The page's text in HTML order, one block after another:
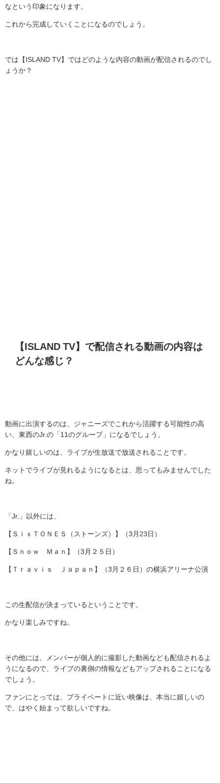
なという印象になります。
これから完成していくことになるのでしょう。
では【 ISLAND TV】ではどのような内容の動画が配信されるのでし
ょうか？
【 ISLAND TV】で配信される動画の内容は
どんな感じ？
動画に出演するのは、ジャニーズでこれから活躍する可能性の高
い、東西のJr. の「 11 のグループ」になるでしょう。
かなり嬉しいのは、ライブが生放送で放送されることです。
ネットでライブが見れるようになるとは、思ってもみませんでした
ね。
「Jr. 」以外には、
【ＳｉｘＴＯＮＥＳ（ストーンズ）】（3 月 23 日）
【Ｓｎｏｗ Ｍａｎ】（3 月２５日）
【Ｔｒａｖｉｓ Ｊａｐａｎ】（3 月２６日）の横浜アリーナ公演
この生配信が決まっているということです。
かなり楽しみですね。
その他には、メンバーが個人的に撮影した動画なども配信されるよ
うになるので、ライブの裏側の情報などもアップされることになる
でしょう。
ファンにとっては、プライベートに近い映像は、本当に嬉しいの
で、はやく始まって欲しいですね。